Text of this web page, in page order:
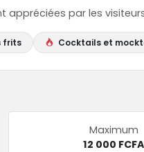
appréciées par les
frits Cocktails et
Maximum
12 000 FCFA